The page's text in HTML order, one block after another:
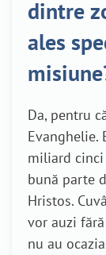
dintre
ales
Da, pentru
Evanghelie.
miliard
bună parte
Hristos.
vor auzi
nu au